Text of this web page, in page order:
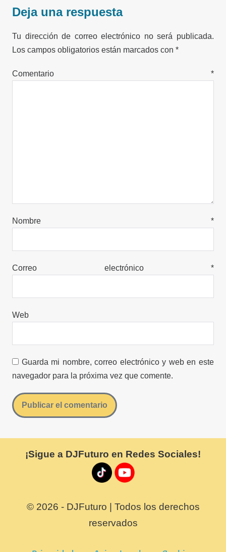
Deja una respuesta
Tu dirección de correo electrónico no será publicada.
Los campos obligatorios están marcados con*
Comentario *
Nombre *
Correo electrónico *
Web
Guarda mi nombre, correo electrónico y web en este
navegador para la próxima vez que comente.
¡Sigue a DJFuturo en Redes Sociales!
© 2026 - DJFuturo | Todos los derechos
reservados